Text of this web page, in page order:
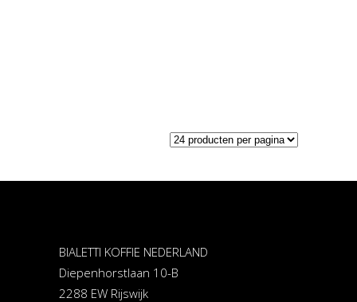
BIALETTI KOFFIE NEDERLAND
Diepenhorstlaan 10-B
2288 EW Rijswijk